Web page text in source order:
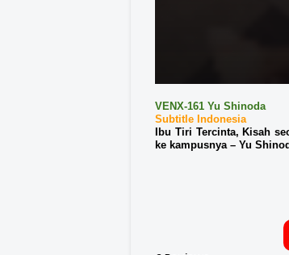
VENX-161 Yu Shinoda
Subtitle Indonesia
Ibu Tiri Tercinta, Kisah
ke kampusnya – Yu